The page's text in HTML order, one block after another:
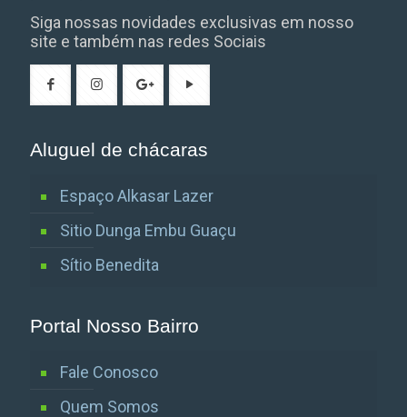
Siga nossas novidades exclusivas em nosso
site e também nas redes Sociais
Aluguel de chácaras
Espaço Alkasar Lazer
Sitio Dunga Embu Guaçu
Sítio Benedita
Portal Nosso Bairro
Fale Conosco
Quem Somos